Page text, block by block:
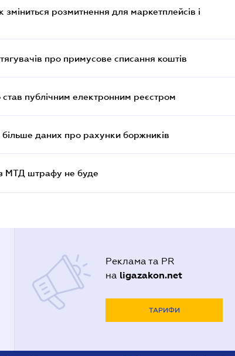
розмитнення для маркетплейсів і
про примусове списання коштів
публічним електронним реєстром
даних про рахунки боржників
МТД штрафу не буде
Реклама та PR
на ligazakon.net
ТАРИФИ